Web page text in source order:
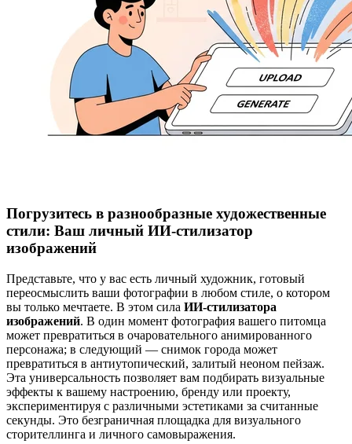
Погрузитесь в разнообразные художественные
стили: Ваш личный ИИ-стилизатор
изображений
Представьте, что у вас есть личный художник, готовый
переосмыслить ваши фотографии в любом стиле, о котором
вы только мечтаете. В этом сила ИИ-стилизатора
изображений. В один момент фотография вашего питомца
может превратиться в очаровательного анимированного
персонажа; в следующий — снимок города может
превратиться в антиутопический, залитый неоном пейзаж.
Эта универсальность позволяет вам подбирать визуальные
эффекты к вашему настроению, бренду или проекту,
экспериментируя с различными эстетиками за считанные
секунды. Это безграничная площадка для визуального
сторителлинга и личного самовыражения.